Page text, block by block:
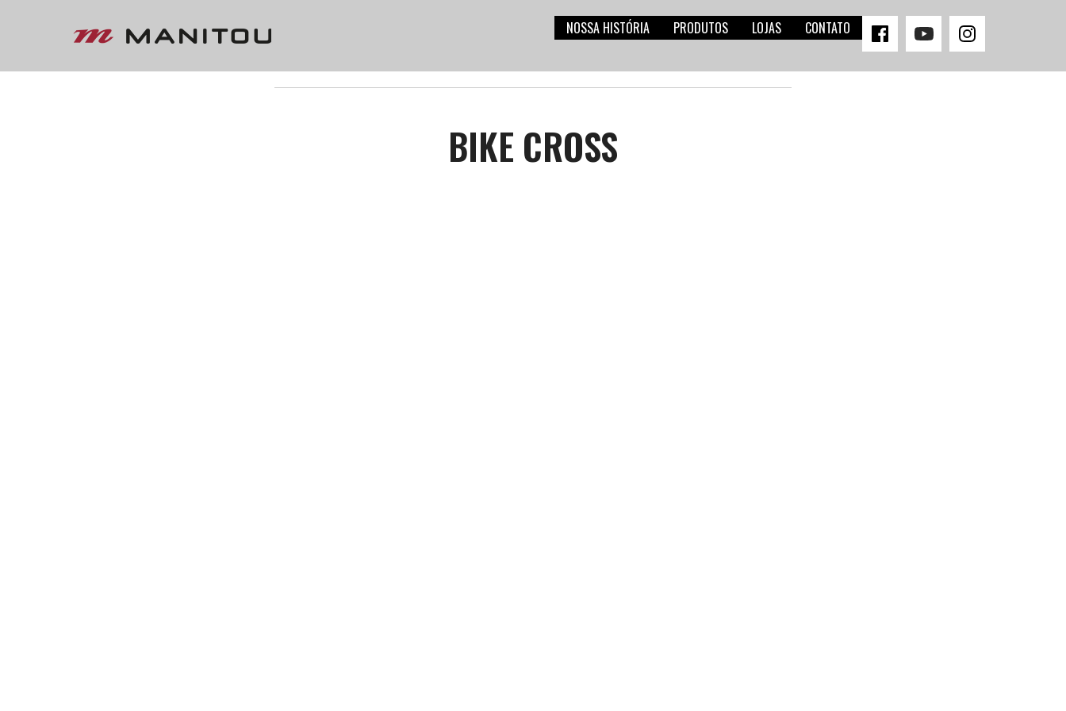
NOSSA HISTÓRIA PRODUTOS LOJAS CONTATO
BIKE CROSS